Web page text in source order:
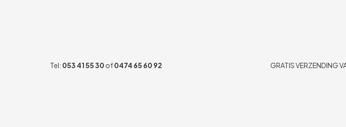
Tel: 053 41 55 30 of0474 65 60 92 GRATIS VERZENDING